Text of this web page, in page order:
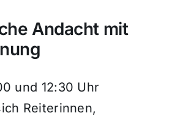
Andacht mit
und 12:30 Uhr
Reiterinnen,